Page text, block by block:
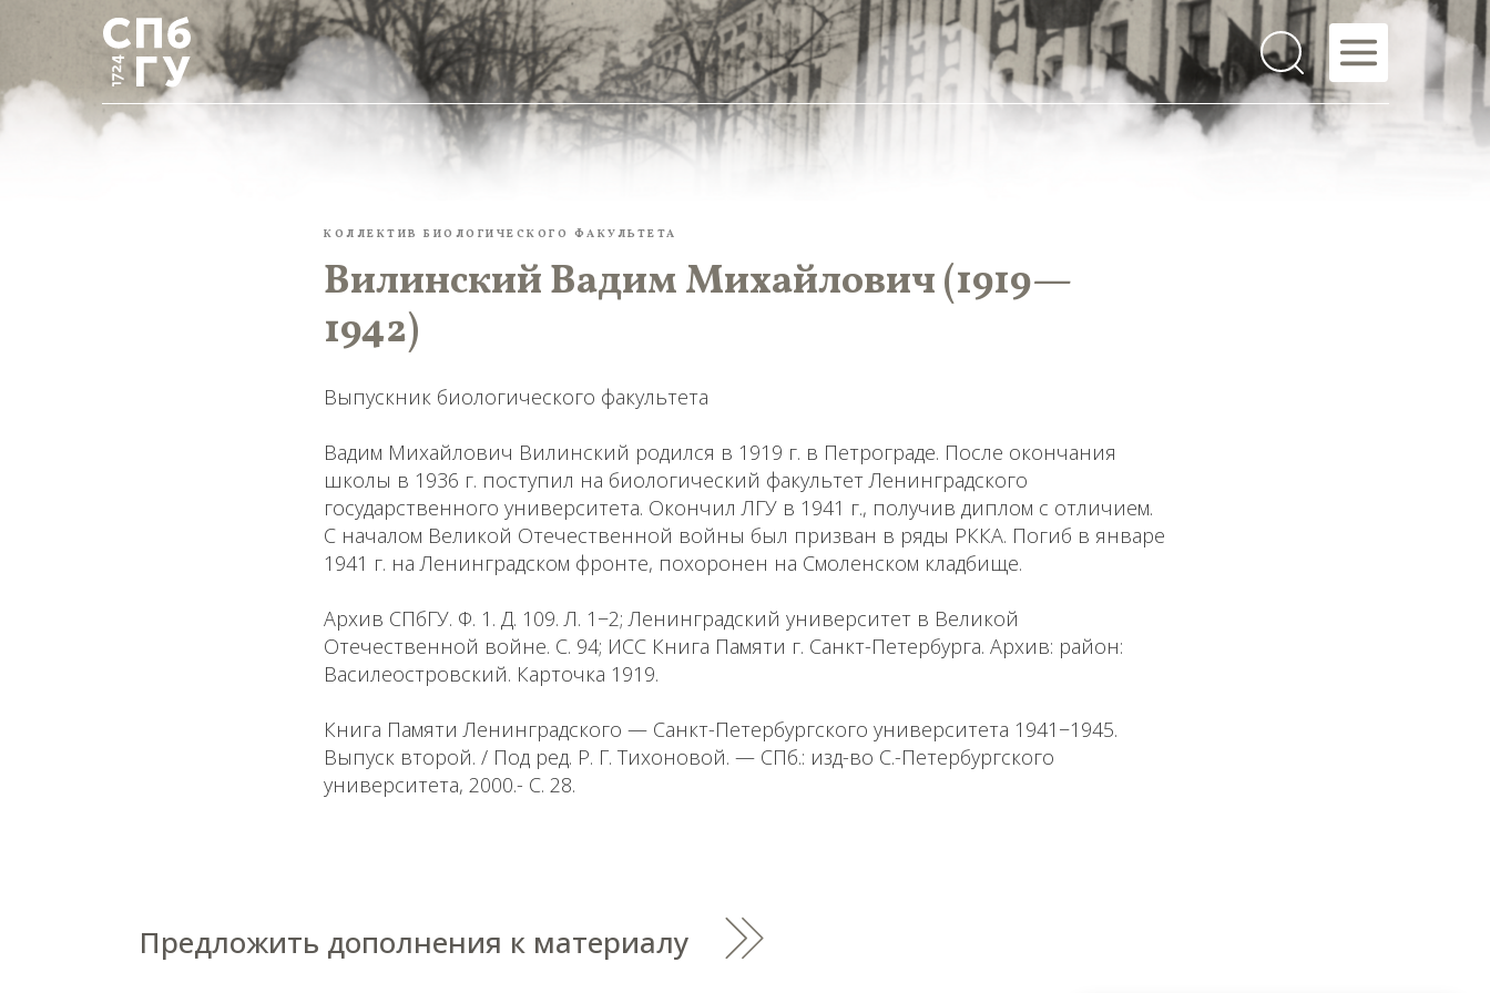
КОЛЛЕКТИВ БИОЛОГИЧЕСКОГО ФАКУЛЬТЕТА
Вилинский Вадим Михайлович (1919—
1942)
Выпускник биологического факультета
Вадим Михайлович Вилинский родился в 1919 г. в Петрограде. После окончания
школы в 1936 г. поступил на биологический факультет Ленинградского
государственного университета. Окончил ЛГУ в 1941 г., получив диплом с отличием.
С началом Великой Отечественной войны был призван в ряды РККА. Погиб в январе
1941 г. на Ленинградском фронте, похоронен на Смоленском кладбище.
Архив СПбГУ. Ф. 1. Д. 109. Л. 1−2; Ленинградский университет в Великой
Отечественной войне. С. 94; ИСС Книга Памяти г. Санкт-Петербурга. Архив: район:
Василеостровский. Карточка 1919.
Книга Памяти Ленинградского — Санкт-Петербургского университета 1941−1945.
Выпуск второй. / Под ред. Р. Г. Тихоновой. — СПб.: изд-во С.-Петербургского
университета, 2000.- С. 28.
Предложить дополнения к материалу